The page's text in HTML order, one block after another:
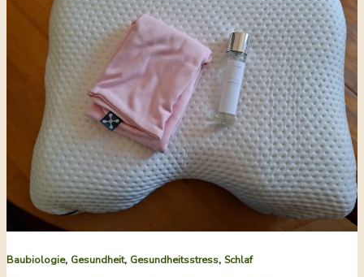
Baubiologie, Gesundheit, Gesundheitsstress, Schlaf